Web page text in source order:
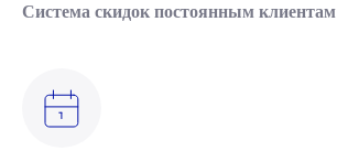
Система скидок постоянным клиентам